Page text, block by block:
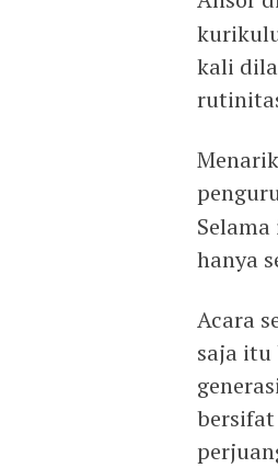
kali
hanya
Acara
saja itu